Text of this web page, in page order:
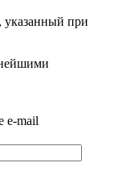
указанный при
e-mail